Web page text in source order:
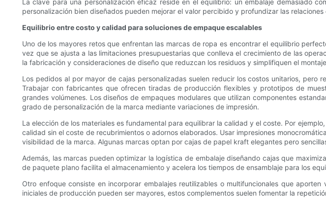
La clave para una personalización eficaz reside en el equilibrio: un embalaje demasiado
personalización bien diseñados pueden mejorar el valor percibido y profundizar las
Equilibrio entre costo y calidad para soluciones de empaque escalables
Uno de los mayores retos que enfrentan las marcas de ropa es encontrar el equilibrio
vez que se ajusta a las limitaciones presupuestarias que conlleva el crecimiento de las
la fabricación y consideraciones de diseño que reduzcan los residuos y simplifiquen el
Los pedidos al por mayor de cajas personalizadas suelen reducir los costos unitarios,
Trabajar con fabricantes que ofrecen tiradas de producción flexibles y prototipos de
grandes volúmenes. Los diseños de empaques modulares que utilizan componentes
grado de personalización de la marca mediante variaciones de impresión.
La elección de los materiales es fundamental para equilibrar la calidad y el coste. Por
calidad sin el coste de recubrimientos o adornos elaborados. Usar impresiones
visibilidad de la marca. Algunas marcas optan por cajas de papel kraft elegantes pero
Además, las marcas pueden optimizar la logística de embalaje diseñando cajas que
de paquete plano facilita el almacenamiento y acelera los tiempos de ensamblaje para los
Otro enfoque consiste en incorporar embalajes reutilizables o multifuncionales que
iniciales de producción pueden ser mayores, estos complementos suelen fomentar la